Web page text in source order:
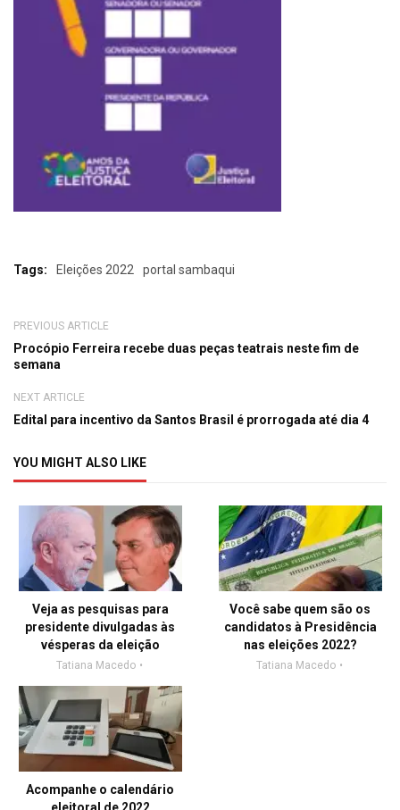
Tags: Eleições 2022 portal sambaqui
PREVIOUS ARTICLE
Procópio Ferreira recebe duas peças teatrais neste fim de
semana
NEXT ARTICLE
Edital para incentivo da Santos Brasil é prorrogada até dia 4
YOU MIGHT ALSO LIKE
Veja as pesquisas para
presidente divulgadas às
vésperas da eleição
Tatiana Macedo
Você sabe quem são os
candidatos à Presidência
nas eleições 2022?
Tatiana Macedo
Acompanhe o calendário